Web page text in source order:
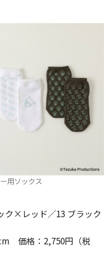
用ソックス
ク×レッド／13 ブラック
価格：2,750円（税